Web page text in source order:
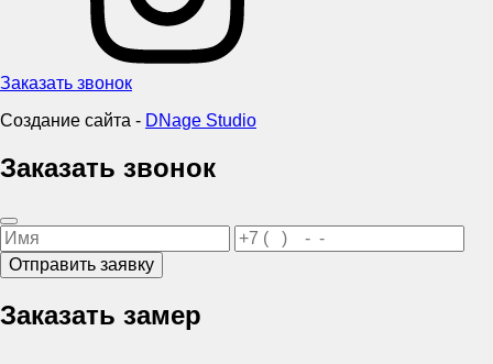
Заказать звонок
Создание сайта - DNage Studio
Заказать звонок
Отправить заявку
Заказать замер